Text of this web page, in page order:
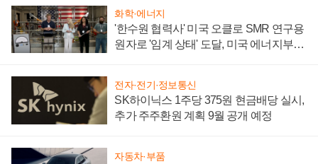
화학·에너지
'한수원 협력사' 미국 오클로 SMR 연구용
원자로 '임계 상태' 도달, 미국 에너지부
전자·전기·정보통신
SK하이닉스 1주당 375원 현금배당 실시,
추가 주주환원 계획 9월 공개 예정
자동차·부품